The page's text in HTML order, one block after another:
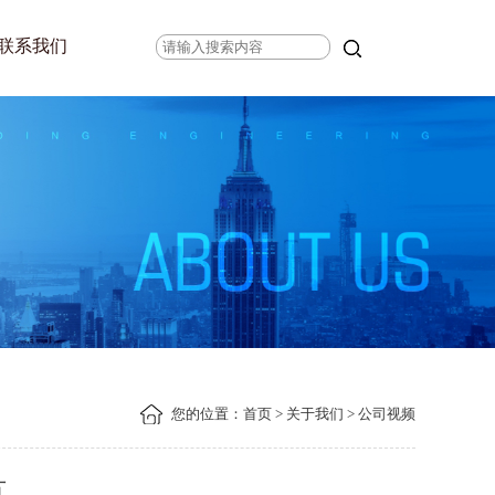
系我们
您的位置： 首页 > 关于我们 > 公司视频